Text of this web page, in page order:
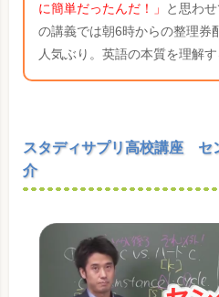
に簡単だったんだ！」
と思わ
の講義では朝6時からの整理券
人気ぶり。英語の本質を理解
スタディサプリ高校講座 セ
介